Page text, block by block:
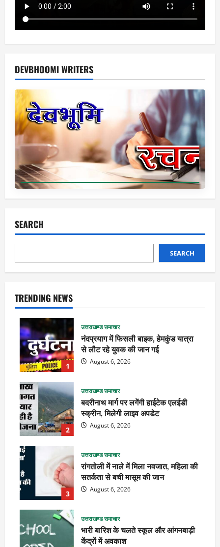
DEVBHOOMI WRITERS
SEARCH
SEARCH
TRENDING NEWS
1
उत्तराखण्ड समाचार
नंदप्रयाग में फिसली बाइक, हेमकुंड यात्रा
से लौट रहे युवक की जान गई
August 6, 2026
2
उत्तराखण्ड समाचार
बदरीनाथ मार्ग पर लगेंगी हाईटेक एलईडी
स्क्रीन, मिलेगी लाइव अपडेट
August 6, 2026
3
उत्तराखण्ड समाचार
रांगतोली में नाले में मिला नवजात, महिला की
सतर्कता से बची मासूम की जान
August 6, 2026
उत्तराखण्ड समाचार
भारी बारिश के चलते स्कूल और आंगनबाड़ी
केंद्रों में अवकाश